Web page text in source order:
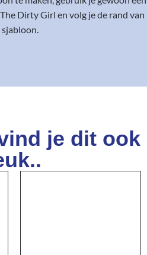
Dirty Girl en volg je de rand van
je dit ook